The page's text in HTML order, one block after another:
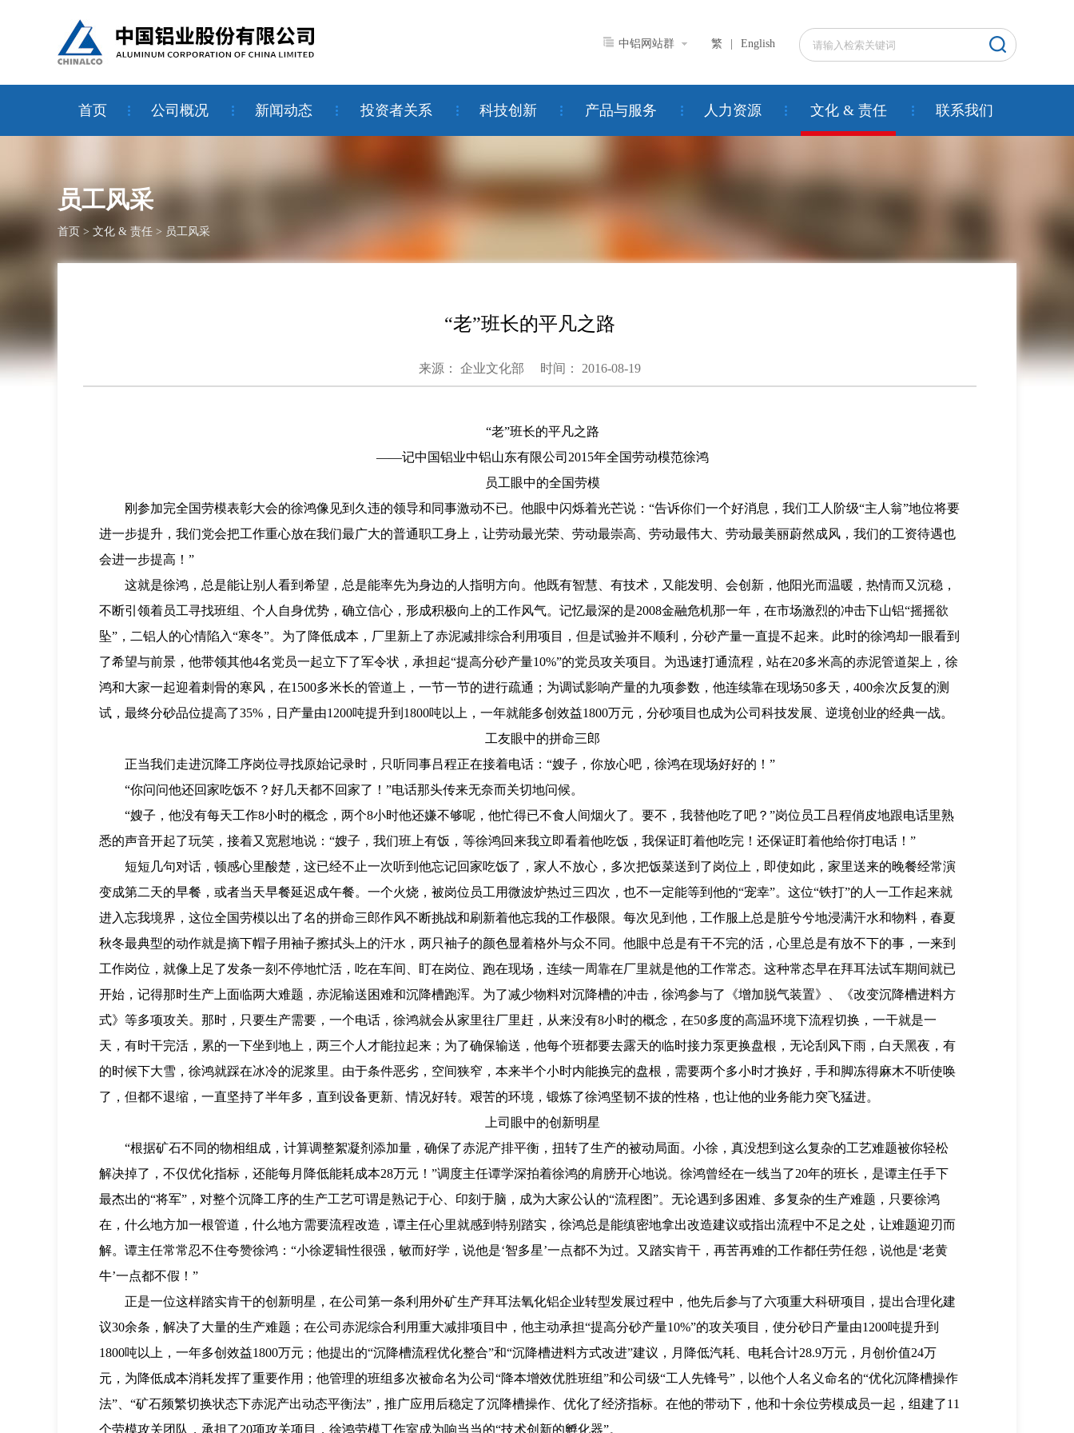
繁 English
中铝网站群
首页 公司概况 新闻动态 投资者关系 科技创新 产品与服务 人力资源 文化 & 责任 联系我们
员工风采
首页 > 文化 & 责任 > 员工风采
“老”班长的平凡之路
来源： 企业文化部 时间： 2016-08-19
“老”班长的平凡之路
——记中国铝业中铝山东有限公司2015年全国劳动模范徐鸿
员工眼中的全国劳模
刚参加完全国劳模表彰大会的徐鸿像见到久违的领导和同事激动不已。他眼中闪烁着光芒说：“告诉你们一个好消息，我们工人阶级“主人翁”地位将要
进一步提升，我们党会把工作重心放在我们最广大的普通职工身上，让劳动最光荣、劳动最崇高、劳动最伟大、劳动最美丽蔚然成风，我们的工资待遇也
会进一步提高！”
这就是徐鸿，总是能让别人看到希望，总是能率先为身边的人指明方向。他既有智慧、有技术，又能发明、会创新，他阳光而温暖，热情而又沉稳，
不断引领着员工寻找班组、个人自身优势，确立信心，形成积极向上的工作风气。记忆最深的是2008金融危机那一年，在市场激烈的冲击下山铝“摇摇欲
坠”，二铝人的心情陷入“寒冬”。为了降低成本，厂里新上了赤泥减排综合利用项目，但是试验并不顺利，分砂产量一直提不起来。此时的徐鸿却一眼看到
了希望与前景，他带领其他4名党员一起立下了军令状，承担起“提高分砂产量10%”的党员攻关项目。为迅速打通流程，站在20多米高的赤泥管道架上，徐
鸿和大家一起迎着刺骨的寒风，在1500多米长的管道上，一节一节的进行疏通；为调试影响产量的九项参数，他连续靠在现场50多天，400余次反复的测
试，最终分砂品位提高了35%，日产量由1200吨提升到1800吨以上，一年就能多创效益1800万元，分砂项目也成为公司科技发展、逆境创业的经典一战。
工友眼中的拼命三郎
正当我们走进沉降工序岗位寻找原始记录时，只听同事吕程正在接着电话：“嫂子，你放心吧，徐鸿在现场好好的！”
“你问问他还回家吃饭不？好几天都不回家了！”电话那头传来无奈而关切地问候。
“嫂子，他没有每天工作8小时的概念，两个8小时他还嫌不够呢，他忙得已不食人间烟火了。要不，我替他吃了吧？”岗位员工吕程俏皮地跟电话里熟
悉的声音开起了玩笑，接着又宽慰地说：“嫂子，我们班上有饭，等徐鸿回来我立即看着他吃饭，我保证盯着他吃完！还保证盯着他给你打电话！”
短短几句对话，顿感心里酸楚，这已经不止一次听到他忘记回家吃饭了，家人不放心，多次把饭菜送到了岗位上，即使如此，家里送来的晚餐经常演
变成第二天的早餐，或者当天早餐延迟成午餐。一个火烧，被岗位员工用微波炉热过三四次，也不一定能等到他的“宠幸”。这位“铁打”的人一工作起来就
进入忘我境界，这位全国劳模以出了名的拼命三郎作风不断挑战和刷新着他忘我的工作极限。每次见到他，工作服上总是脏兮兮地浸满汗水和物料，春夏
秋冬最典型的动作就是摘下帽子用袖子擦拭头上的汗水，两只袖子的颜色显着格外与众不同。他眼中总是有干不完的活，心里总是有放不下的事，一来到
工作岗位，就像上足了发条一刻不停地忙活，吃在车间、盯在岗位、跑在现场，连续一周靠在厂里就是他的工作常态。这种常态早在拜耳法试车期间就已
开始，记得那时生产上面临两大难题，赤泥输送困难和沉降槽跑浑。为了减少物料对沉降槽的冲击，徐鸿参与了《增加脱气装置》、《改变沉降槽进料方
式》等多项攻关。那时，只要生产需要，一个电话，徐鸿就会从家里往厂里赶，从来没有8小时的概念，在50多度的高温环境下流程切换，一干就是一
天，有时干完活，累的一下坐到地上，两三个人才能拉起来；为了确保输送，他每个班都要去露天的临时接力泵更换盘根，无论刮风下雨，白天黑夜，有
的时候下大雪，徐鸿就踩在冰冷的泥浆里。由于条件恶劣，空间狭窄，本来半个小时内能换完的盘根，需要两个多小时才换好，手和脚冻得麻木不听使唤
了，但都不退缩，一直坚持了半年多，直到设备更新、情况好转。艰苦的环境，锻炼了徐鸿坚韧不拔的性格，也让他的业务能力突飞猛进。
上司眼中的创新明星
“根据矿石不同的物相组成，计算调整絮凝剂添加量，确保了赤泥产排平衡，扭转了生产的被动局面。小徐，真没想到这么复杂的工艺难题被你轻松
解决掉了，不仅优化指标，还能每月降低能耗成本28万元！”调度主任谭学深拍着徐鸿的肩膀开心地说。徐鸿曾经在一线当了20年的班长，是谭主任手下
最杰出的“将军”，对整个沉降工序的生产工艺可谓是熟记于心、印刻于脑，成为大家公认的“流程图”。无论遇到多困难、多复杂的生产难题，只要徐鸿
在，什么地方加一根管道，什么地方需要流程改造，谭主任心里就感到特别踏实，徐鸿总是能缜密地拿出改造建议或指出流程中不足之处，让难题迎刃而
解。谭主任常常忍不住夸赞徐鸿：“小徐逻辑性很强，敏而好学，说他是‘智多星’一点都不为过。又踏实肯干，再苦再难的工作都任劳任怨，说他是‘老黄
牛’一点都不假！”
正是一位这样踏实肯干的创新明星，在公司第一条利用外矿生产拜耳法氧化铝企业转型发展过程中，他先后参与了六项重大科研项目，提出合理化建
议30余条，解决了大量的生产难题；在公司赤泥综合利用重大减排项目中，他主动承担“提高分砂产量10%”的攻关项目，使分砂日产量由1200吨提升到
1800吨以上，一年多创效益1800万元；他提出的“沉降槽流程优化整合”和“沉降槽进料方式改进”建议，月降低汽耗、电耗合计28.9万元，月创价值24万
元，为降低成本消耗发挥了重要作用；他管理的班组多次被命名为公司“降本增效优胜班组”和公司级“工人先锋号”，以他个人名义命名的“优化沉降槽操作
法”、“矿石频繁切换状态下赤泥产出动态平衡法”，推广应用后稳定了沉降槽操作、优化了经济指标。在他的带动下，他和十余位劳模成员一起，组建了11
个劳模攻关团队，承担了20项攻关项目，徐鸿劳模工作室成为响当当的“技术创新的孵化器”。